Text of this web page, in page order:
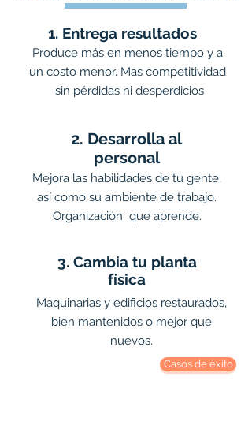
1. Entrega resultados
Produce más en menos tiempo y a
un costo menor. Mas competitividad
sin pérdidas ni desperdicios
2. Desarrolla al
personal
Mejora las habilidades de tu gente,
así como su ambiente de trabajo.
Organización que aprende.
3. Cambia tu planta
física
Maquinarias y edificios restaurados,
bien mantenidos o mejor que
nuevos.
Casos de éxito